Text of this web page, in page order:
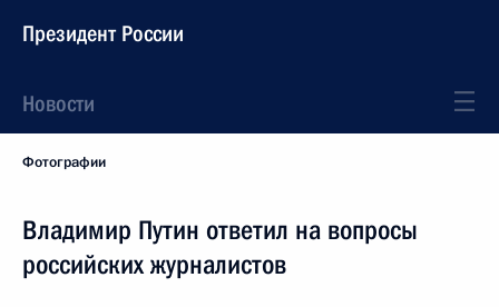
Президент России
Новости
Фотографии
Владимир Путин ответил на вопросы
российских журналистов